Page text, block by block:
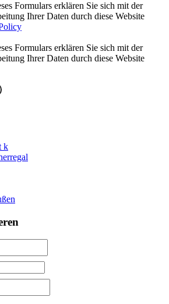
Formulars erklären Sie sich mit der
Ihrer Daten durch diese Website
Formulars erklären Sie sich mit der
Ihrer Daten durch diese Website
k